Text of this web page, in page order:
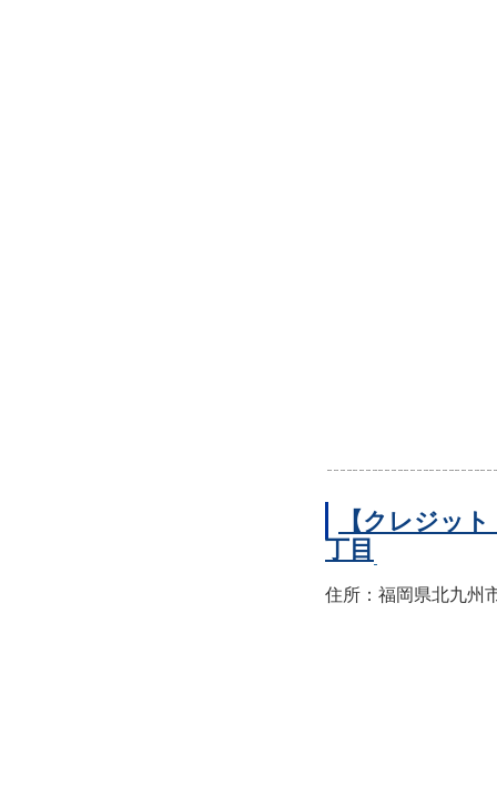
【クレジッ
丁目
住所：福岡県北九州